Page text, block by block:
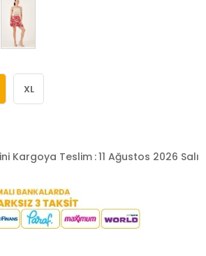
XL
Kargoya Teslim:11 Ağustos 2026 Salı